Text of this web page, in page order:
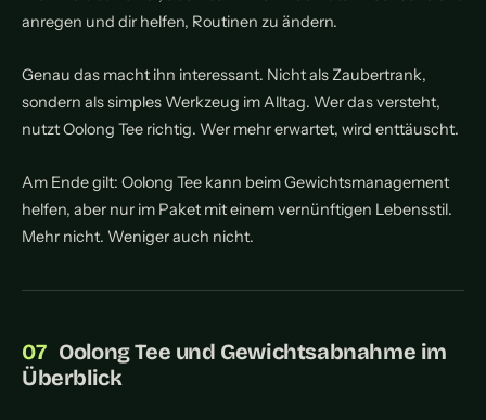
anregen und dir helfen, Routinen zu ändern.
Genau das macht ihn interessant. Nicht als Zaubertrank,
sondern als simples Werkzeug im Alltag. Wer das versteht,
nutzt Oolong Tee richtig. Wer mehr erwartet, wird enttäuscht.
Am Ende gilt: Oolong Tee kann beim Gewichtsmanagement
helfen, aber nur im Paket mit einem vernünftigen Lebensstil.
Mehr nicht. Weniger auch nicht.
Oolong Tee und Gewichtsabnahme im
Überblick